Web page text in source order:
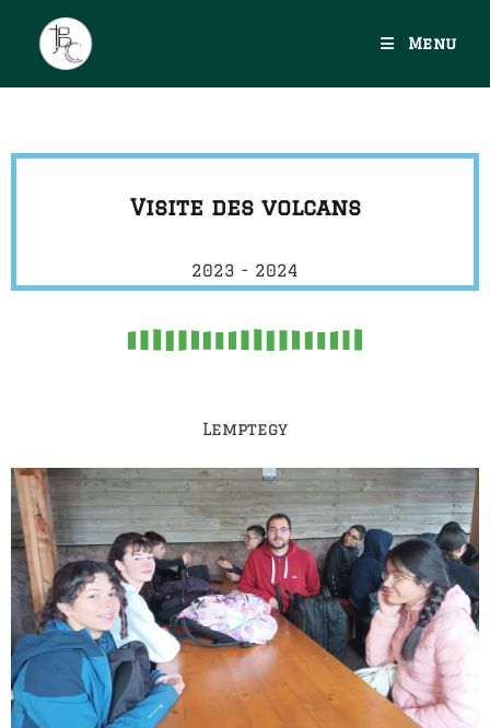
Menu
Visite des volcans
2023 - 2024
Lemptegy